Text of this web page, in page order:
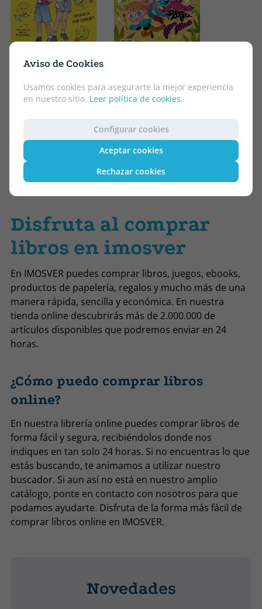
Aviso de Cookies
Usamos cookies para asegurarte la mejor experiencia
en nuestro sitio. Leer política de cookies.
Configurar cookies
Aceptar cookies
Rechazar cookies
MÍRIAM TIRADO
ME LLAMO GOA 11 -
GOA
VARITAS
11.95 € 5% DTO
11.35 €
Disfruta al comprar
libros en imosver
En IMOSVER puedes comprar libros, juegos, ebooks,
productos de papelería, regalos y mucho más de una
manera rápida, sencilla y económica. En nuestra
tienda online descubrirás más de 2.000.000 de
artículos disponibles que podremos enviar en 24
horas.
¿Cómo puedo comprar libros
online?
En nuestra librería online puedes comprar libros de
forma fácil y segura, recibiéndolos donde nos
indiques en tan solo 24 horas. Si no encuentras lo que
estás buscando, te animamos a utilizar nuestro
buscador. Si aun así no está en nuestro amplio
catálogo, ponte en contacto con nosotros para que
podamos ayudarte. Disfruta de la forma más fácil de
comprar libros online en IMOSVER.
Novedades